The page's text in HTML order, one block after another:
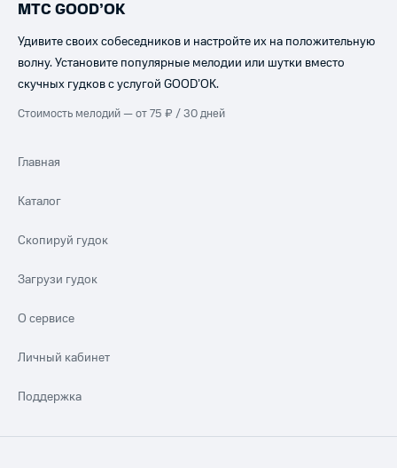
МТС GOOD’OK
Удивите своих собеседников и настройте их на положительную
волну. Установите популярные мелодии или шутки вместо
скучных гудков с услугой GOOD’OK.
Стоимость мелодий — от 75 ₽ / 30 дней
Главная
Каталог
Скопируй гудок
Загрузи гудок
О сервисе
Личный кабинет
Поддержка